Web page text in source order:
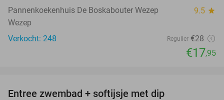
Pannenkoekenhuis De Boskabouter Wezep 9.5 star
Wezep
Verkocht: 248
Regulier €28
€17,95
Entree zwembad + softijsje met dip